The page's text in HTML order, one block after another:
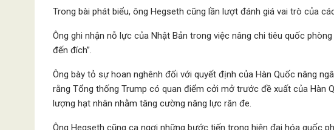
Trong bài phát biểu, ông Hegseth cũng lần lượt đánh giá vai trò của
Ông ghi nhận nỗ lực của Nhật Bản trong việc nâng chi tiêu quốc
đến đích”.
Ông bày tỏ sự hoan nghênh đối với quyết định của Hàn Quốc nâng
rằng Tổng thống Trump có quan điểm cởi mở trước đề xuất của Hàn
lượng hạt nhân nhằm tăng cường năng lực răn đe.
Ông Hegseth cũng ca ngợi những bước tiến trong hiện đại hóa quốc